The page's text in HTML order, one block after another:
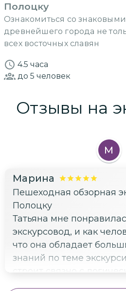
Полоцку
Ознакомиться со
древнейшего города не
всех восточных славян
4.5 часа
до 5 человек
Отзывы на
М
Марина
Пешеходная обзорная
Полоцку
Татьяна мне
экскурсовод, и как
что она обладает
знаний по теме